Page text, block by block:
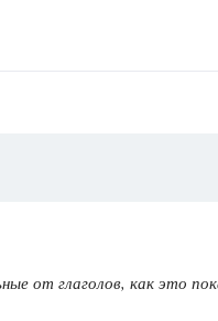
от глаголов, как это